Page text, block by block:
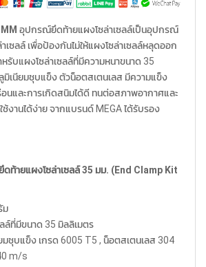
อุปกรณ์ยึดท้ายแผงโซล่าเซลล์เป็นอุปกรณ์
เซลล์ เพื่อป้องกันไม่ให้แผงโซล่าเซลล์หลุดออก
หรับแผงโซล่าเซลล์ที่มีความหนาขนาด 35
มิเนียมชุบแข็ง ตัวน็อตสเตนเลส มีความแข็ง
นและการเกิดสนิมได้ดี ทนต่อสภาพอากาศและ
งานได้ง่าย จากแบรนด์ MEGA ได้รับรอง
ดท้ายแผงโซล่าเซลล์ 35 มม. (End Clamp Kit
ม
ล์ที่มีขนาด 35 มิลลิเมตร
มชุบแข็ง เกรด 6005 T5 , น็อตสเตนเลส 304
m/s